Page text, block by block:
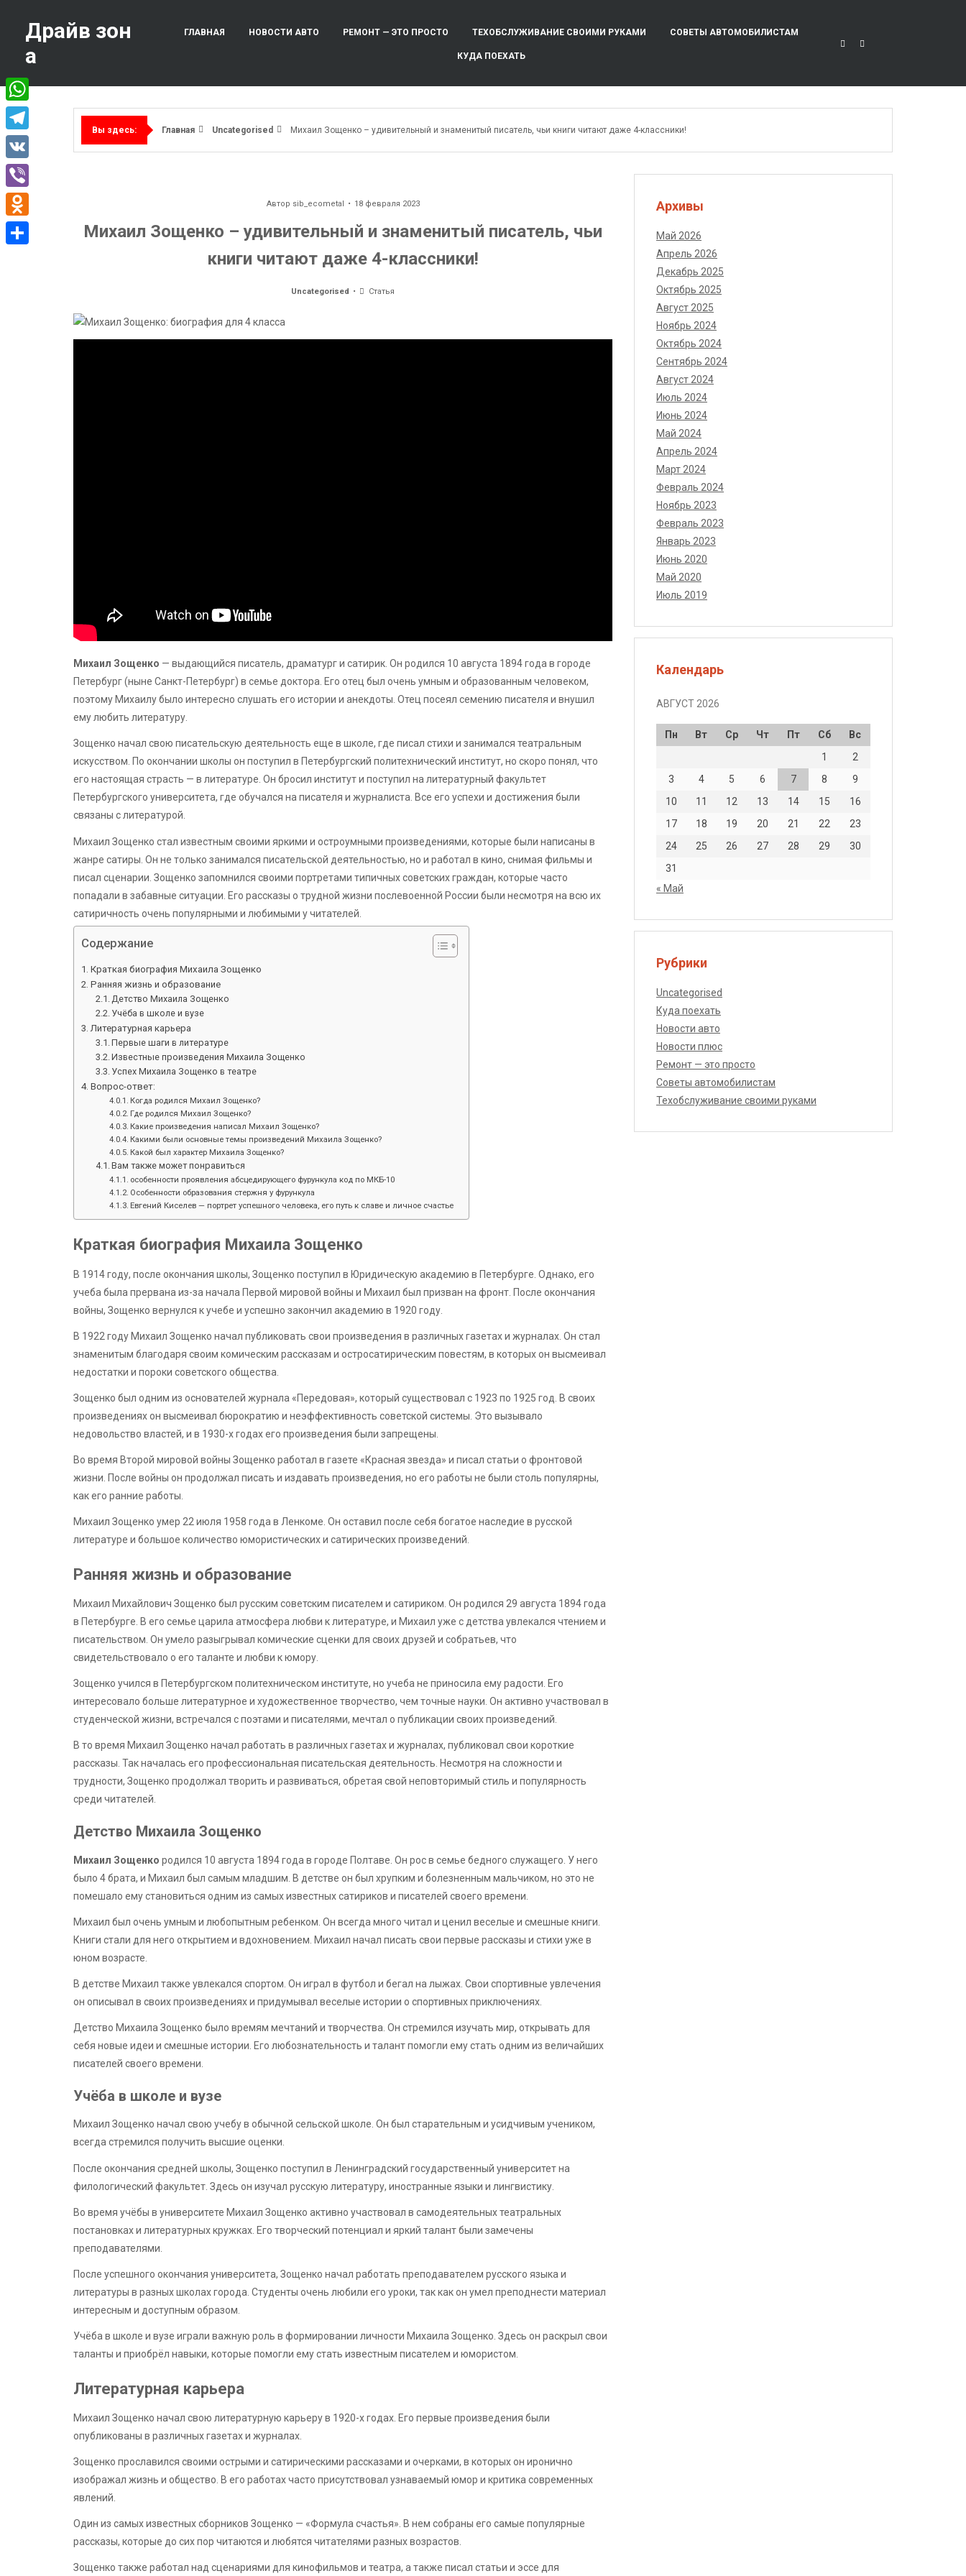
содержимому
Драйв зон
а
ГЛАВНАЯ НОВОСТИ АВТО РЕМОНТ — ЭТО ПРОСТО ТЕХОБСЛУЖИВАНИЕ СВОИМИ РУКАМИ СОВЕТЫ АВТОМОБИЛИСТАМ
КУДА ПОЕХАТЬ
Вы здесь: Главная Uncategorised Михаил Зощенко – удивительный и знаменитый писатель, чьи книги читают даже 4-классники!
Автор sib_ecometal 18 февраля 2023
Михаил Зощенко – удивительный и знаменитый писатель, чьи
книги читают даже 4-классники!
Uncategorised Статья
Михаил Зощенко — выдающийся писатель, драматург и сатирик. Он родился 10 августа 1894 года в городе
Петербург (ныне Санкт-Петербург) в семье доктора. Его отец был очень умным и образованным человеком,
поэтому Михаилу было интересно слушать его истории и анекдоты. Отец посеял семению писателя и внушил
ему любить литературу.
Зощенко начал свою писательскую деятельность еще в школе, где писал стихи и занимался театральным
искусством. По окончании школы он поступил в Петербургский политехнический институт, но скоро понял, что
его настоящая страсть — в литературе. Он бросил институт и поступил на литературный факультет
Петербургского университета, где обучался на писателя и журналиста. Все его успехи и достижения были
связаны с литературой.
Михаил Зощенко стал известным своими яркими и остроумными произведениями, которые были написаны в
жанре сатиры. Он не только занимался писательской деятельностью, но и работал в кино, снимая фильмы и
писал сценарии. Зощенко запомнился своими портретами типичных советских граждан, которые часто
попадали в забавные ситуации. Его рассказы о трудной жизни послевоенной России были несмотря на всю их
сатиричность очень популярными и любимыми у читателей.
Содержание
Краткая биография Михаила Зощенко
Ранняя жизнь и образование
Детство Михаила Зощенко
Учёба в школе и вузе
Литературная карьера
Первые шаги в литературе
Известные произведения Михаила Зощенко
Успех Михаила Зощенко в театре
Вопрос-ответ:
Когда родился Михаил Зощенко?
Где родился Михаил Зощенко?
Какие произведения написал Михаил Зощенко?
Какими были основные темы произведений Михаила Зощенко?
Какой был характер Михаила Зощенко?
Вам также может понравиться
особенности проявления абсцедирующего фурункула код по МКБ-10
Особенности образования стержня у фурункула
Евгений Киселев — портрет успешного человека, его путь к славе и личное счастье
Краткая биография Михаила Зощенко
В 1914 году, после окончания школы, Зощенко поступил в Юридическую академию в Петербурге. Однако, его
учеба была прервана из-за начала Первой мировой войны и Михаил был призван на фронт. После окончания
войны, Зощенко вернулся к учебе и успешно закончил академию в 1920 году.
В 1922 году Михаил Зощенко начал публиковать свои произведения в различных газетах и журналах. Он стал
знаменитым благодаря своим комическим рассказам и остросатирическим повестям, в которых он высмеивал
недостатки и пороки советского общества.
Зощенко был одним из основателей журнала «Передовая», который существовал с 1923 по 1925 год. В своих
произведениях он высмеивал бюрократию и неэффективность советской системы. Это вызывало
недовольство властей, и в 1930-х годах его произведения были запрещены.
Во время Второй мировой войны Зощенко работал в газете «Красная звезда» и писал статьи о фронтовой
жизни. После войны он продолжал писать и издавать произведения, но его работы не были столь популярны,
как его ранние работы.
Михаил Зощенко умер 22 июля 1958 года в Ленкоме. Он оставил после себя богатое наследие в русской
литературе и большое количество юмористических и сатирических произведений.
Ранняя жизнь и образование
Михаил Михайлович Зощенко был русским советским писателем и сатириком. Он родился 29 августа 1894 года
в Петербурге. В его семье царила атмосфера любви к литературе, и Михаил уже с детства увлекался чтением и
писательством. Он умело разыгрывал комические сценки для своих друзей и собратьев, что
свидетельствовало о его таланте и любви к юмору.
Зощенко учился в Петербургском политехническом институте, но учеба не приносила ему радости. Его
интересовало больше литературное и художественное творчество, чем точные науки. Он активно участвовал в
студенческой жизни, встречался с поэтами и писателями, мечтал о публикации своих произведений.
В то время Михаил Зощенко начал работать в различных газетах и журналах, публиковал свои короткие
рассказы. Так началась его профессиональная писательская деятельность. Несмотря на сложности и
трудности, Зощенко продолжал творить и развиваться, обретая свой неповторимый стиль и популярность
среди читателей.
Детство Михаила Зощенко
Михаил Зощенко родился 10 августа 1894 года в городе Полтаве. Он рос в семье бедного служащего. У него
было 4 брата, и Михаил был самым младшим. В детстве он был хрупким и болезненным мальчиком, но это не
помешало ему становиться одним из самых известных сатириков и писателей своего времени.
Михаил был очень умным и любопытным ребенком. Он всегда много читал и ценил веселые и смешные книги.
Книги стали для него открытием и вдохновением. Михаил начал писать свои первые рассказы и стихи уже в
юном возрасте.
В детстве Михаил также увлекался спортом. Он играл в футбол и бегал на лыжах. Свои спортивные увлечения
он описывал в своих произведениях и придумывал веселые истории о спортивных приключениях.
Детство Михаила Зощенко было времям мечтаний и творчества. Он стремился изучать мир, открывать для
себя новые идеи и смешные истории. Его любознательность и талант помогли ему стать одним из величайших
писателей своего времени.
Учёба в школе и вузе
Михаил Зощенко начал свою учебу в обычной сельской школе. Он был старательным и усидчивым учеником,
всегда стремился получить высшие оценки.
После окончания средней школы, Зощенко поступил в Ленинградский государственный университет на
филологический факультет. Здесь он изучал русскую литературу, иностранные языки и лингвистику.
Во время учёбы в университете Михаил Зощенко активно участвовал в самодеятельных театральных
постановках и литературных кружках. Его творческий потенциал и яркий талант были замечены
преподавателями.
После успешного окончания университета, Зощенко начал работать преподавателем русского языка и
литературы в разных школах города. Студенты очень любили его уроки, так как он умел преподнести материал
интересным и доступным образом.
Учёба в школе и вузе играли важную роль в формировании личности Михаила Зощенко. Здесь он раскрыл свои
таланты и приобрёл навыки, которые помогли ему стать известным писателем и юмористом.
Литературная карьера
Михаил Зощенко начал свою литературную карьеру в 1920-х годах. Его первые произведения были
опубликованы в различных газетах и журналах.
Зощенко прославился своими острыми и сатирическими рассказами и очерками, в которых он иронично
изображал жизнь и общество. В его работах часто присутствовал узнаваемый юмор и критика современных
явлений.
Один из самых известных сборников Зощенко — «Формула счастья». В нем собраны его самые популярные
рассказы, которые до сих пор читаются и любятся читателями разных возрастов.
Зощенко также работал над сценариями для кинофильмов и театра, а также писал статьи и эссе для
Архивы
Май 2026
Апрель 2026
Декабрь 2025
Октябрь 2025
Август 2025
Ноябрь 2024
Октябрь 2024
Сентябрь 2024
Август 2024
Июль 2024
Июнь 2024
Май 2024
Апрель 2024
Март 2024
Февраль 2024
Ноябрь 2023
Февраль 2023
Январь 2023
Июнь 2020
Май 2020
Июль 2019
Календарь
АВГУСТ 2026
Пн Вт Ср Чт Пт Сб
Вс
1
2
3
4 5 6 7 8
9
10
11 12 13 14 15
16
17
18 19 20 21 22
23
24
25 26 27 28 29
30
31
« Май
Рубрики
Uncategorised
Куда поехать
Новости авто
Новости плюс
Ремонт — это просто
Советы автомобилистам
Техобслуживание своими руками
WhatsApp
Telegram
VK
Viber
Odnoklassniki